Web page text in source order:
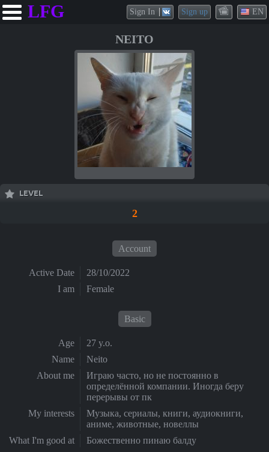
LFG Sign In Sign up EN
NEITO
LEVEL
2
Account
Active Date
28/10/2022
I am
Female
Basic
Age
27 y.o.
Name
Neito
About me
Играю часто, но не постоянно в
определённой компании. Иногда беру
перерывы от пк
My interests
Музыка, сериалы, книги, аудиокниги,
аниме, животные, новеллы
What I'm good at
Божественно пинаю балду